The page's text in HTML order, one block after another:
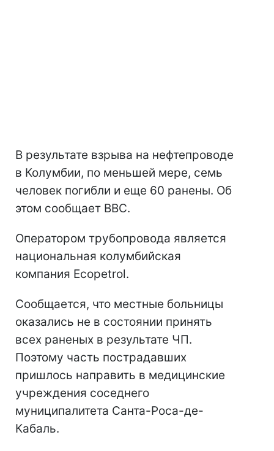
В результате взрыва на нефтепроводе
в Колумбии, по меньшей мере, семь
человек погибли и еще 60 ранены. Об
этом сообщает BBC.
Оператором трубопровода является
национальная колумбийская
компания Ecopetrol.
Сообщается, что местные больницы
оказались не в состоянии принять
всех раненых в результате ЧП.
Поэтому часть пострадавших
пришлось направить в медицинские
учреждения соседнего
муниципалитета Санта-Роса-де-
Кабаль.